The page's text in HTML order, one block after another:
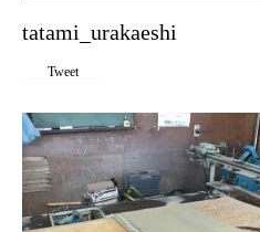
fujisawa.com/
content/themes/kadan_tcd056/
tatami_urakaeshi
Tweet